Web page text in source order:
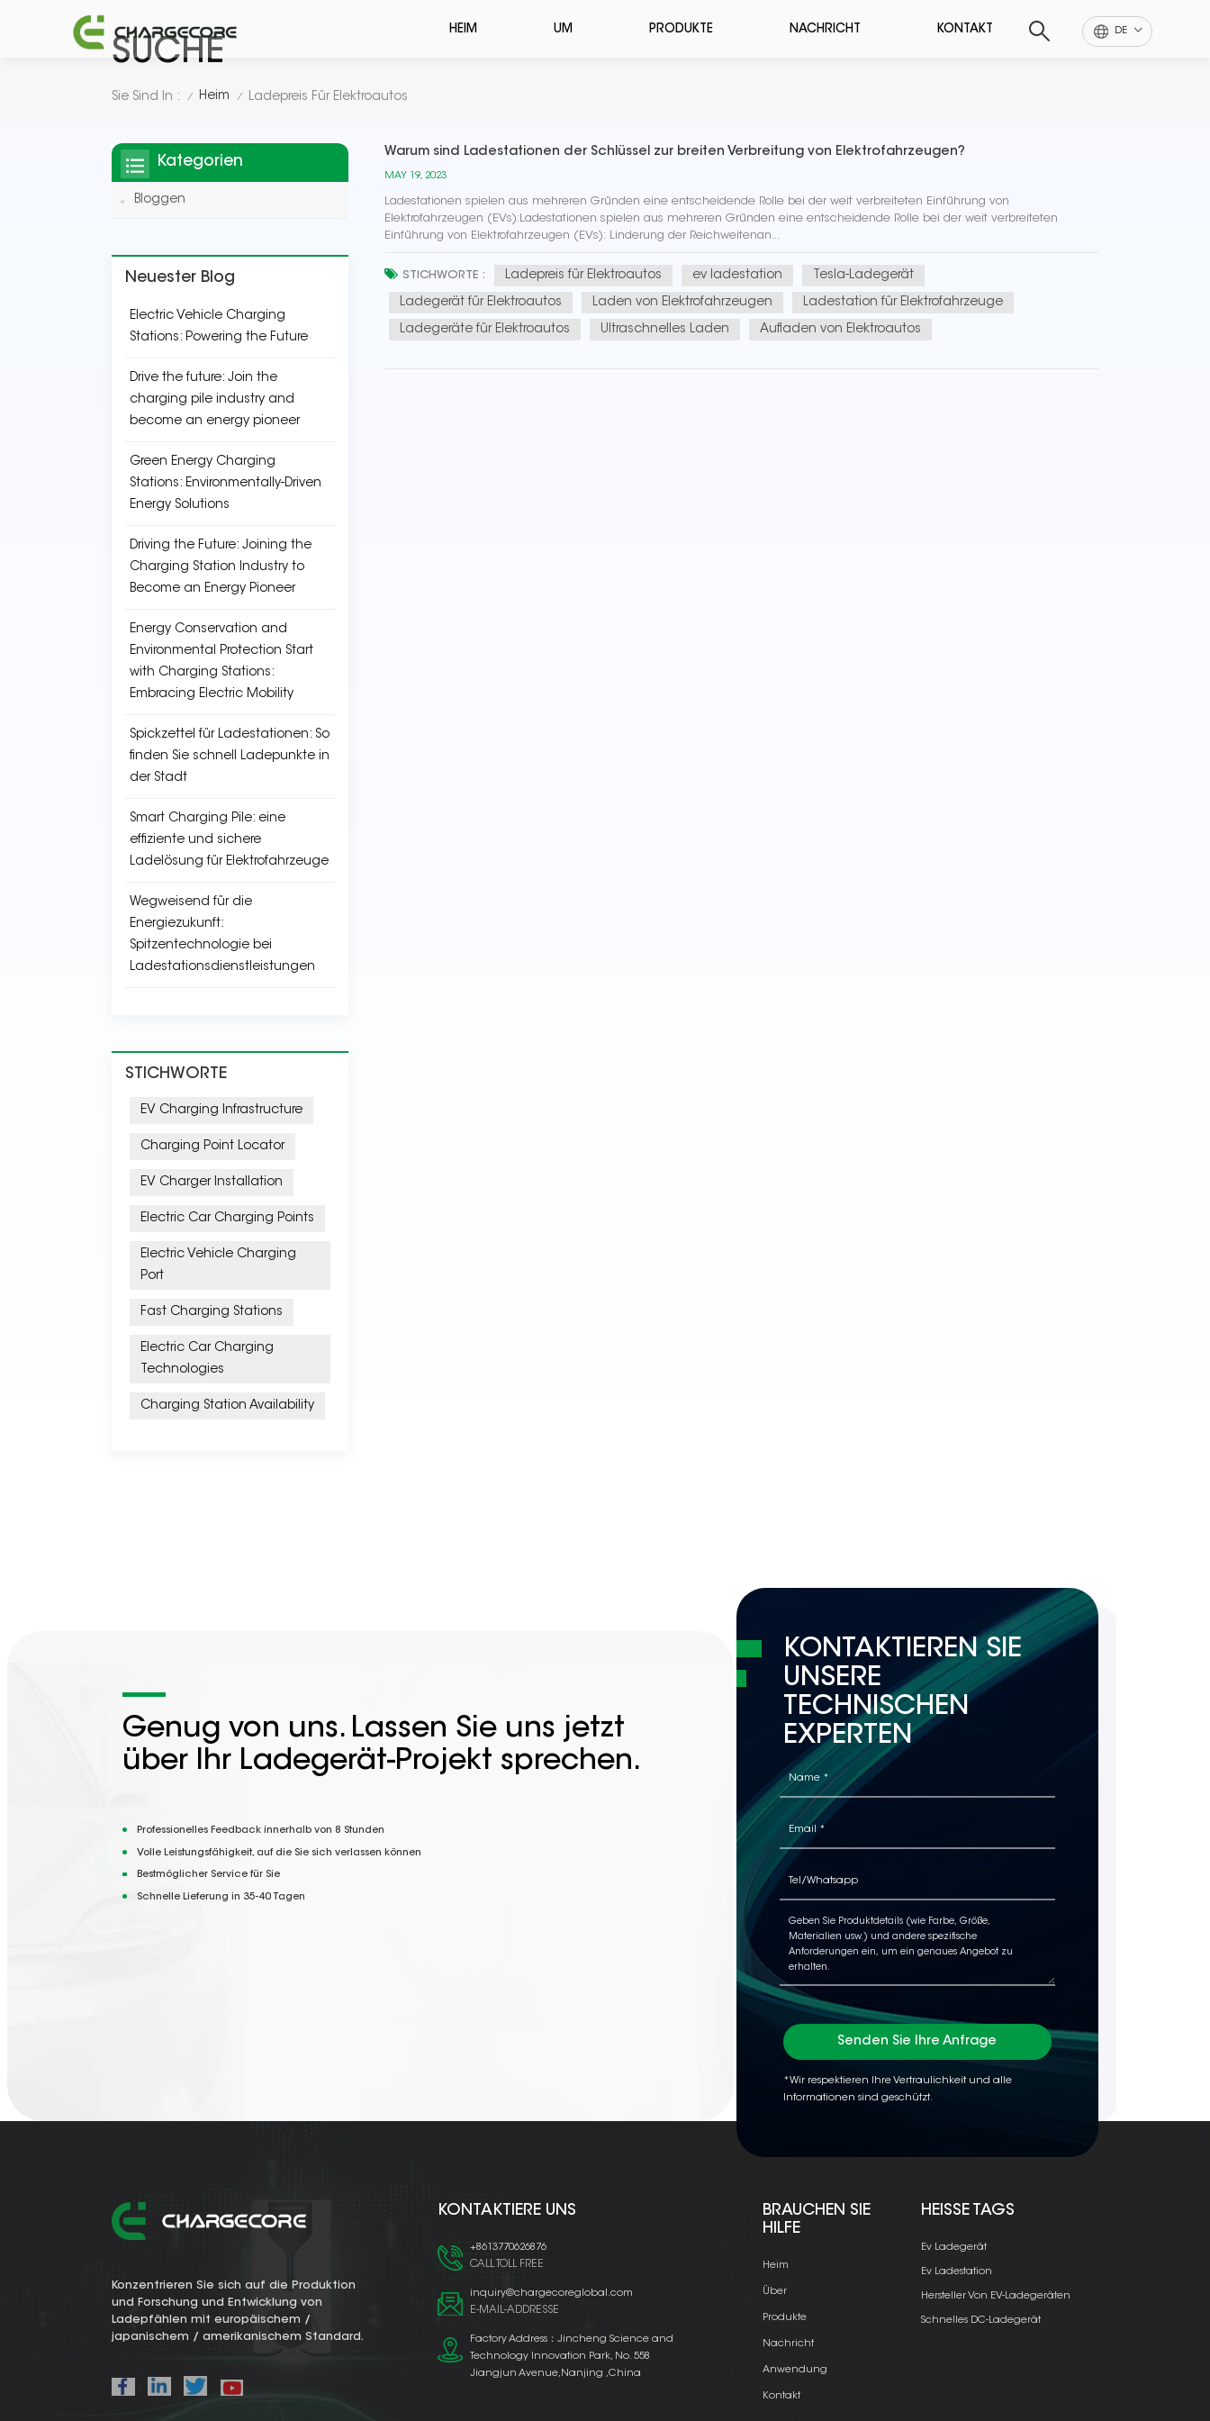
DE
HEIM UM PRODUKTE NACHRICHT KONTAKT
SUCHE
Sie Sind In : / Heim / Ladepreis Für Elektroautos
Warum sind Ladestationen der Schlüssel zur breiten Verbreitung von Elektrofahrzeugen?
MAY 19, 2023
Ladestationen spielen aus mehreren Gründen eine entscheidende Rolle bei der weit verbreiteten Einführung von
Elektrofahrzeugen (EVs):Ladestationen spielen aus mehreren Gründen eine entscheidende Rolle bei der weit verbreiteten
Einführung von Elektrofahrzeugen (EVs): Linderung der Reichweitenan...
STICHWORTE : Ladepreis für Elektroautos ev ladestation Tesla-Ladegerät
Ladegerät für Elektroautos Laden von Elektrofahrzeugen Ladestation für Elektrofahrzeuge
Ladegeräte für Elektroautos Ultraschnelles Laden Aufladen von Elektroautos
Kategorien
Bloggen
Neuester Blog
Electric Vehicle Charging
Stations: Powering the Future
Drive the future: Join the
charging pile industry and
become an energy pioneer
Green Energy Charging
Stations: Environmentally-Driven
Energy Solutions
Driving the Future: Joining the
Charging Station Industry to
Become an Energy Pioneer
Energy Conservation and
Environmental Protection Start
with Charging Stations:
Embracing Electric Mobility
Spickzettel für Ladestationen: So
finden Sie schnell Ladepunkte in
der Stadt
Smart Charging Pile: eine
effiziente und sichere
Ladelösung für Elektrofahrzeuge
Wegweisend für die
Energiezukunft:
Spitzentechnologie bei
Ladestationsdienstleistungen
STICHWORTE
EV Charging Infrastructure
Charging Point Locator
EV Charger Installation
Electric Car Charging Points
Electric Vehicle Charging
Port
Fast Charging Stations
Electric Car Charging
Technologies
Charging Station Availability
Genug von uns. Lassen Sie uns jetzt
über Ihr Ladegerät-Projekt sprechen.
Professionelles Feedback innerhalb von 8 Stunden
Volle Leistungsfähigkeit, auf die Sie sich verlassen können
Bestmöglicher Service für Sie
Schnelle Lieferung in 35-40 Tagen
KONTAKTIEREN SIE
UNSERE
TECHNISCHEN
EXPERTEN
Senden Sie Ihre Anfrage
*Wir respektieren Ihre Vertraulichkeit und alle
Informationen sind geschützt.
Konzentrieren Sie sich auf die Produktion
und Forschung und Entwicklung von
Ladepfählen mit europäischem /
japanischem / amerikanischem Standard.
KONTAKTIERE UNS
+8613770626876
CALL TOLL FREE
inquiry@chargecoreglobal.com
E-MAIL-ADDRESSE
Factory Address：Jincheng Science and
Technology Innovation Park, No. 558
Jiangjun Avenue,Nanjing ,China
BRAUCHEN SIE
HILFE
Heim
Über
Produkte
Nachricht
Anwendung
Kontakt
HEISSE TAGS
Ev Ladegerät
Ev Ladestation
Hersteller Von EV-Ladegeräten
Schnelles DC-Ladegerät